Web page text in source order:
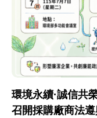
環境永續·誠信共
召開採購廠商法